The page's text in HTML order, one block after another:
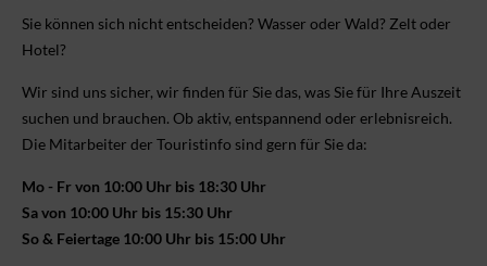
Sie können sich nicht ent­scheiden? Wasser oder Wald? Zelt oder
Hotel?
Wir sind uns sicher, wir finden für Sie das, was Sie für Ihre Aus­zeit
suchen und brauchen. Ob aktiv, ent­spannend oder erlebnis­reich.
Die Mitarbeiter der Touristinfo sind gern für Sie da:
Mo - Fr von 10:00 Uhr bis 18:30 Uhr
Sa von 10:00 Uhr bis 15:30 Uhr
So & Feiertage 10:00 Uhr bis 15:00 Uhr